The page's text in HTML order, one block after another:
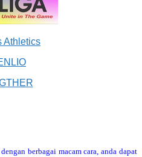
berbagai macam cara, anda dapat